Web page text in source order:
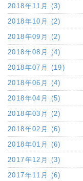
2018年11月 (3)
2018年10月 (2)
2018年09月 (2)
2018年08月 (4)
2018年07月 (19)
2018年06月 (4)
2018年04月 (5)
2018年03月 (2)
2018年02月 (6)
2018年01月 (6)
2017年12月 (3)
2017年11月 (6)